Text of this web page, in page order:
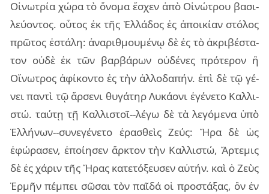
Οἰνω­τρία χώρα τὸ ὄνο­μα ἔσχεν ἀπὸ Οἰνώ­τρου βα­σι­
λεύ­ον­τος. οὗ­τος ἐκ τῆς Ἑλλά­δος ἐς ἀποι­κί­αν στό­λος
πρῶ­τος ἐστά­λη: ἀνα­ριθ­μου­μέ­νῳ δὲ ἐς τὸ ἀκρι­βέ­στα­
τον οὐδὲ ἐκ τῶν βαρ­βά­ρων οὐ­δέ­νες πρό­τε­ρον ἢ
Οἴνω­τρος ἀφί­κον­το ἐς τὴν ἀλ­λο­δα­πήν. ἐπὶ δὲ τῷ γέ­
νει παν­τὶ τῷ ἄρ­σε­νι θυ­γά­τηρ Λυκά­ο­νι ἐγέ­νε­το Καλ­λι­
στώ. ταύ­τῃ τῇ Καλ­λι­στοῖ--λέγω δὲ τὰ λε­γό­με­να ὑπὸ
Ἑλλή­νων--συ­νε­γέ­νε­το ἐρα­σθεὶς Ζεύς: Ἥρα δὲ ὡς
ἐφώ­ρα­σεν, ἐποί­η­σεν ἄρ­κτον τὴν Καλ­λι­στώ, Ἄρτε­μις
δὲ ἐς χά­ριν τῆς Ἥρας κα­τε­τό­ξευ­σεν αὐ­τήν. καὶ ὁ Ζεὺς
Ἑρμῆν πέμ­πει σῶ­σαι τὸν παῖ­δά οἱ προ­στά­ξας, ὃν ἐν